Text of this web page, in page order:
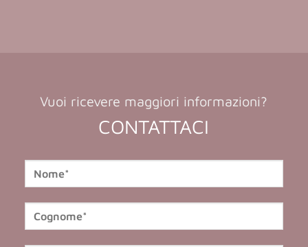
Vuoi ricevere maggiori informazioni?
CONTATTACI